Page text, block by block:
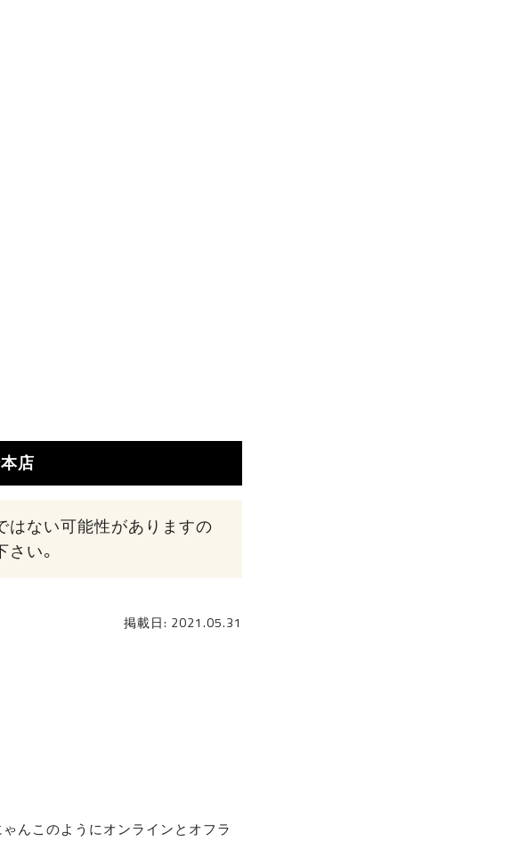
店
はない可能性がありますの
い。
掲載日: 2021.05.31
ゃんこのようにオンラインとオフラ